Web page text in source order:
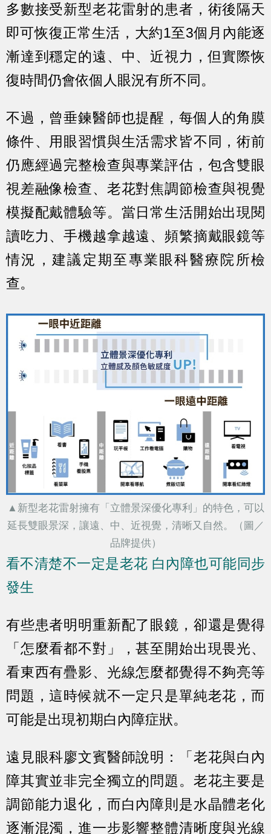
多數接受新型老花雷射的患者，術後隔天
即可恢復正常生活，大約1至3個月內能逐
漸達到穩定的遠、中、近視力，但實際恢
復時間仍會依個人眼況有所不同。
不過，曾垂鍊醫師也提醒，每個人的角膜
條件、用眼習慣與生活需求皆不同，術前
仍應經過完整檢查與專業評估，包含雙眼
視差融像檢查、老花對焦調節檢查與視覺
模擬配戴體驗等。當日常生活開始出現閱
讀吃力、手機越拿越遠、頻繁摘戴眼鏡等
情況，建議定期至專業眼科醫療院所檢
查。
▲新型老花雷射擁有「立體景深優化專利」的特色，可以
延長雙眼景深，讓遠、中、近視覺，清晰又自然。（圖／
品牌提供）
看不清楚不一定是老花 白內障也可能同步
發生
有些患者明明重新配了眼鏡，卻還是覺得
「怎麼看都不對」，甚至開始出現畏光、
看東西有疊影、光線怎麼都覺得不夠亮等
問題，這時候就不一定只是單純老花，而
可能是出現初期白內障症狀。
遠見眼科廖文賓醫師說明：「老花與白內
障其實並非完全獨立的問題。老花主要是
調節能力退化，而白內障則是水晶體老化
逐漸混濁，進一步影響整體清晰度與光線